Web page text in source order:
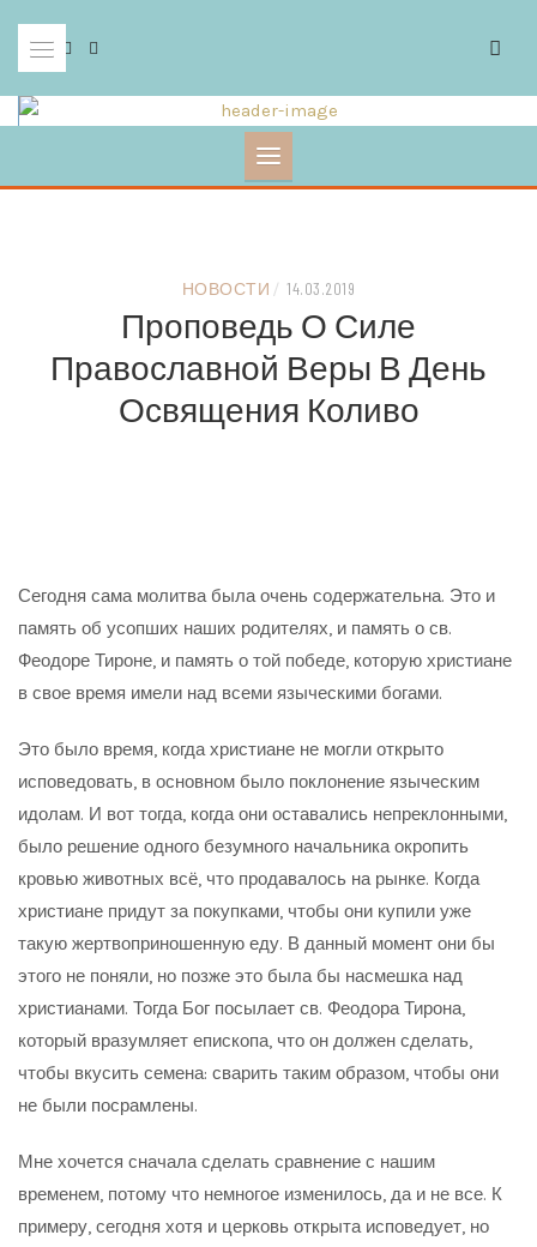
content
НОВОСТИ / 14.03.2019
Проповедь О Силе
Православной Веры В День
Освящения Коливо
Сегодня сама молитва была очень содержательна. Это и
память об усопших наших родителях, и память о св.
Феодоре Тироне, и память о той победе, которую христиане
в свое время имели над всеми языческими богами.
Это было время, когда христиане не могли открыто
исповедовать, в основном было поклонение языческим
идолам. И вот тогда, когда они оставались непреклонными,
было решение одного безумного начальника окропить
кровью животных всё, что продавалось на рынке. Когда
христиане придут за покупками, чтобы они купили уже
такую жертвоприношенную еду. В данный момент они бы
этого не поняли, но позже это была бы насмешка над
христианами. Тогда Бог посылает св. Феодора Тирона,
который вразумляет епископа, что он должен сделать,
чтобы вкусить семена: сварить таким образом, чтобы они
не были посрамлены.
Мне хочется сначала сделать сравнение с нашим
временем, потому что немногое изменилось, да и не все. К
примеру, сегодня хотя и церковь открыта исповедует, но